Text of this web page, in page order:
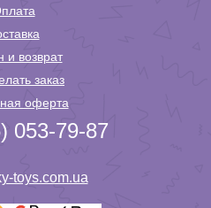
и возврат
заказ
оферта
053-79-87
toys.com.ua